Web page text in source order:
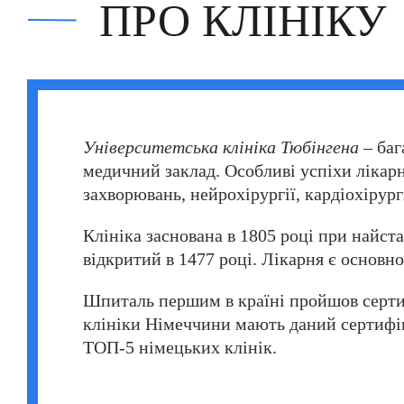
Фатіх Айдоган (Fatih Aydogan)
ПРО КЛІНІКУ
Університетська клініка Тюбінгена–
медичний заклад. Особливі успіхи
захворювань, нейрохірургії,
Клініка заснована в 1805 році при
відкритий в 1477 році. Лікарня є
Шпиталь першим в країні пройшов
клініки Німеччини мають даний
ТОП-5 німецьких клінік.